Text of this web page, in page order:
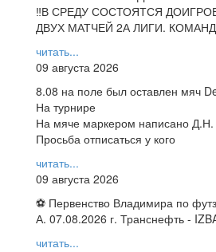
‼В СРЕДУ СОСТОЯТСЯ
ДВУХ МАТЧЕЙ 2А ЛИГИ.
читать...
09 августа 2026
8.08 на поле был оставлен мяч
На турнире
На мяче маркером написано Д.Н.
Просьба отписаться у кого
читать...
09 августа 2026
⚽ Первенство Владимира по
А. 07.08.2026 г. Транснефть -
читать...